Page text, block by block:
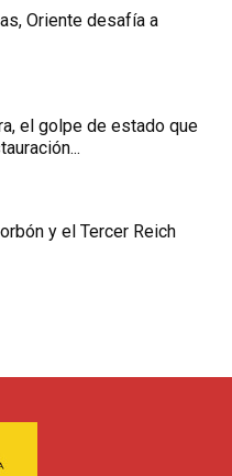
Oriente desafía a
el golpe de estado que
y el Tercer Reich